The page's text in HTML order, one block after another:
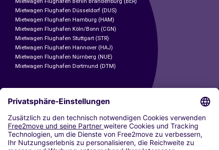
Mietwagen Flughafen Berlin Brandenburg (BER)
Mietwagen Flughafen Düsseldorf (DUS)
Mietwagen Flughafen Hamburg (HAM)
Mietwagen Flughafen Köln/Bonn (CGN)
Mietwagen Flughafen Stuttgart (STR)
Mietwagen Flughafen Hannover (HAJ)
Mietwagen Flughafen Nürnberg (NUE)
Mietwagen Flughafen Dortmund (DTM)
CARSHARING
UNSERE STÄDTE
Paris
Madrid
Washington DC